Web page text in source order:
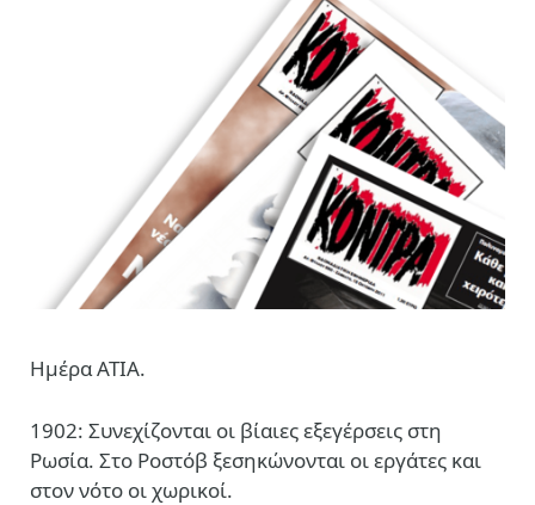
Ημέρα ΑΤΙΑ.
1902: Συνεχίζονται οι βίαιες εξεγέρσεις στη
Ρωσία. Στο Ροστόβ ξεσηκώνονται οι εργάτες και
στον νότο οι χωρικοί.